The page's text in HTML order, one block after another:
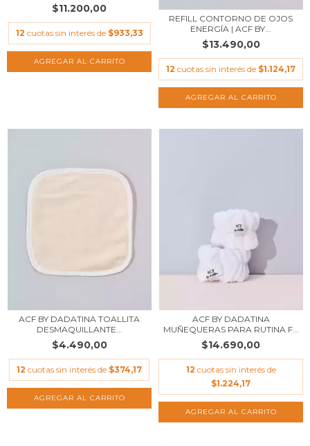
$11.200,00
12 cuotas sin interés de $933,33
REFILL CONTORNO DE OJOS
ENERGÍA | ACF BY...
$13.490,00
12 cuotas sin interés de $1.124,17
ACF BY DADATINA TOALLITA
DESMAQUILLANTE...
$4.490,00
12 cuotas sin interés de $374,17
ACF BY DADATINA
MUÑEQUERAS PARA RUTINA F...
$14.690,00
12 cuotas sin interés de
$1.224,17